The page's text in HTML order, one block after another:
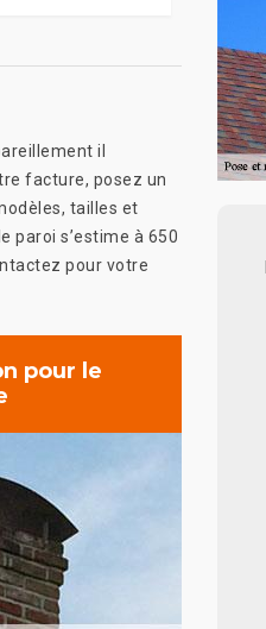
il
facture, posez un
tailles et
paroi s’estime à 650
pour votre
pour le